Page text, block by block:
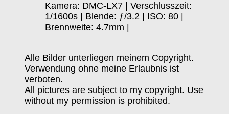
Kamera: DMC-LX7 | Verschlusszeit:
1/1600s | Blende: ƒ/3.2 | ISO: 80 |
Brennweite: 4.7mm |
Alle Bilder unterliegen meinem Copyright.
Verwendung ohne meine Erlaubnis ist
verboten.
All pictures are subject to my copyright. Use
without my permission is prohibited.